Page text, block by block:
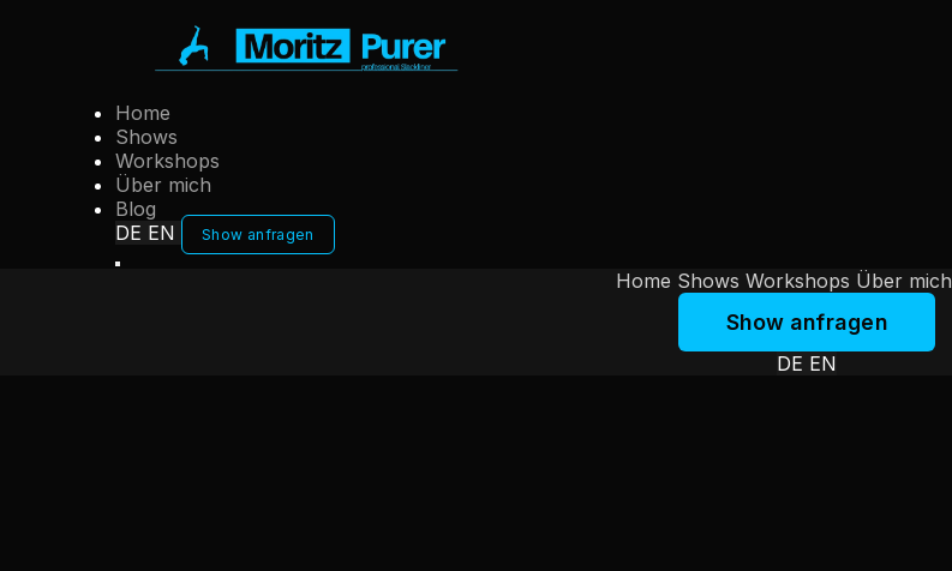
Home
Shows
Workshops
Über mich
Blog
DE EN Show anfragen
Home Shows Workshops Über mich
Show anfragen
DE EN